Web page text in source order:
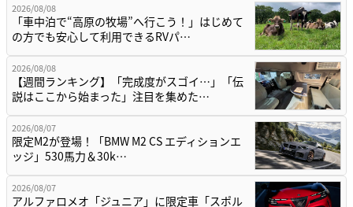
2026/08/08
「車中泊で“高原の牧場”へ行こう！」はじめて
の方でも安心して利用できるRVパ…
2026/08/08
【週間ランキング】「完成度がスゴイ…」「伝
説はここから始まった」注目を集めた…
2026/08/07
限定M2が登場！「BMW M2 CS エディションエ
ッジ」530馬力＆30k…
2026/08/07
アルファロメオ「ジュニア」に限定車「スポル